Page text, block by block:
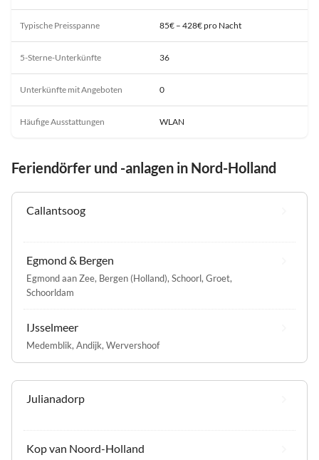
Typische Preisspanne 85€ – 428€ pro Nacht
5-Sterne-Unterkünfte 36
Unterkünfte mit Angeboten 0
Häufige Ausstattungen WLAN
Feriendörfer und -anlagen in Nord-Holland
Callantsoog
Egmond & Bergen
Egmond aan Zee, Bergen (Holland), Schoorl, Groet,
Schoorldam
IJsselmeer
Medemblik, Andijk, Wervershoof
Julianadorp
Kop van Noord-Holland